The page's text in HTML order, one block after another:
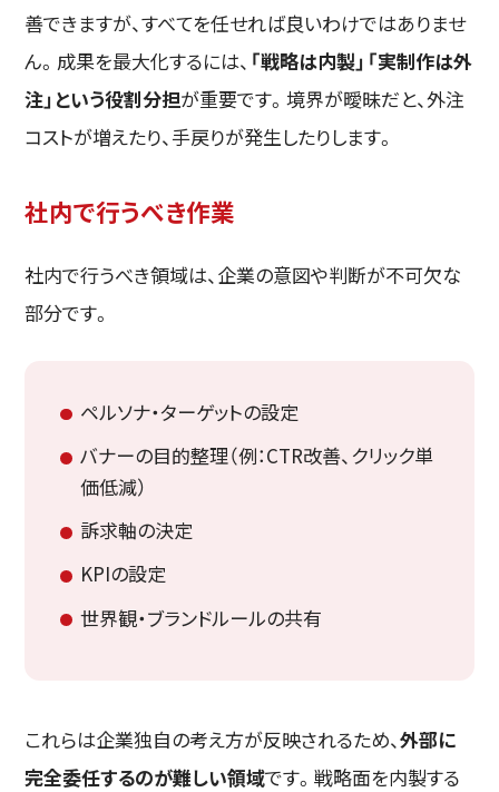
善できますが、すべてを任せれば良いわけではありませ
ん。成果を最大化するには、 「戦略は内製」「実制作は外
注」という役割分担が重要です。境界が曖昧だと、外注
コストが増えたり、手戻りが発生したりします。
社内で行うべき作業
社内で行うべき領域は、企業の意図や判断が不可欠な
部分です。
ペルソナ・ターゲットの設定
バナーの目的整理（例：CTR改善、クリック単
価低減）
訴求軸の決定
KPIの設定
世界観・ブランドルールの共有
これらは企業独自の考え方が反映されるため、外部に
完全委任するのが難しい領域です。戦略面を内製する